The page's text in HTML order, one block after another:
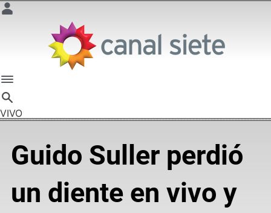
VIVO
Guido Suller perdió
un diente en vivo y